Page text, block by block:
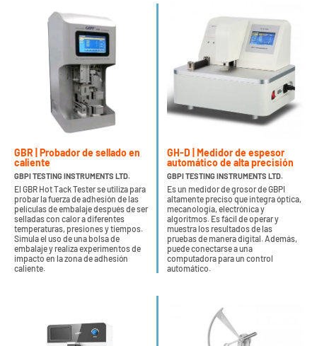
GBR | Probador de sellado en
caliente
GBPI TESTING INSTRUMENTS LTD.
El GBR Hot Tack Tester se utiliza para
probar la fuerza de adhesión de las
películas de embalaje después de ser
selladas con calor a diferentes
temperaturas, presiones y tiempos.
Simula el uso de una bolsa de
embalaje y realiza experimentos de
impacto en la zona de adhesión
caliente.
GH-D | Medidor de espesor
automático de alta precisión
GBPI TESTING INSTRUMENTS LTD.
Es un medidor de grosor de GBPI
altamente preciso que integra óptica,
mecanología, electrónica y
algoritmos. Es fácil de operar y
muestra los resultados de las
pruebas de manera digital. Además,
puede conectarse a una
computadora para un control
automático.